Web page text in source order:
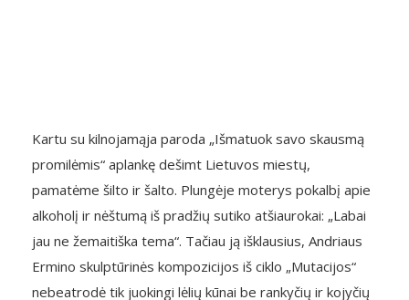
Kartu su kilnojamąja paroda „Išmatuok savo skausmą
promilėmis“ aplankę dešimt Lietuvos miestų,
pamatėme šilto ir šalto. Plungėje moterys pokalbį apie
alkoholį ir nėštumą iš pradžių sutiko atšiaurokai: „Labai
jau ne žemaitiška tema“. Tačiau ją išklausius, Andriaus
Ermino skulptūrinės kompozicijos iš ciklo „Mutacijos“
nebeatrodė tik juokingi lėlių kūnai be rankyčių ir kojyčių